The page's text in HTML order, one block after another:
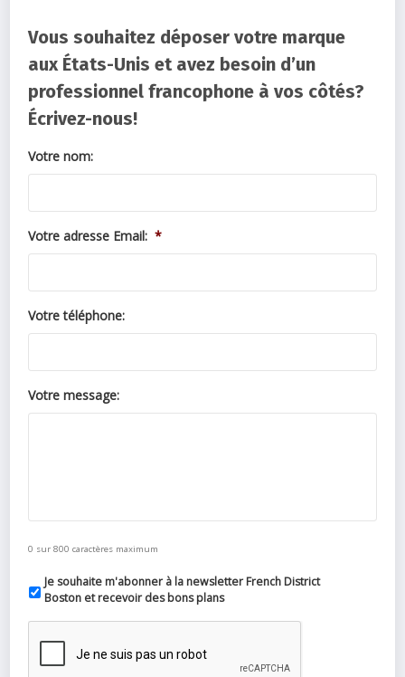
Vous souhaitez déposer votre marque
aux États-Unis et avez besoin d’un
professionnel francophone à vos côtés?
Écrivez-nous!
Votre nom:
Votre adresse Email: *
Votre téléphone:
Votre message:
0 sur 800 caractères maximum
Je souhaite m'abonner à la newsletter French District
Boston et recevoir des bons plans